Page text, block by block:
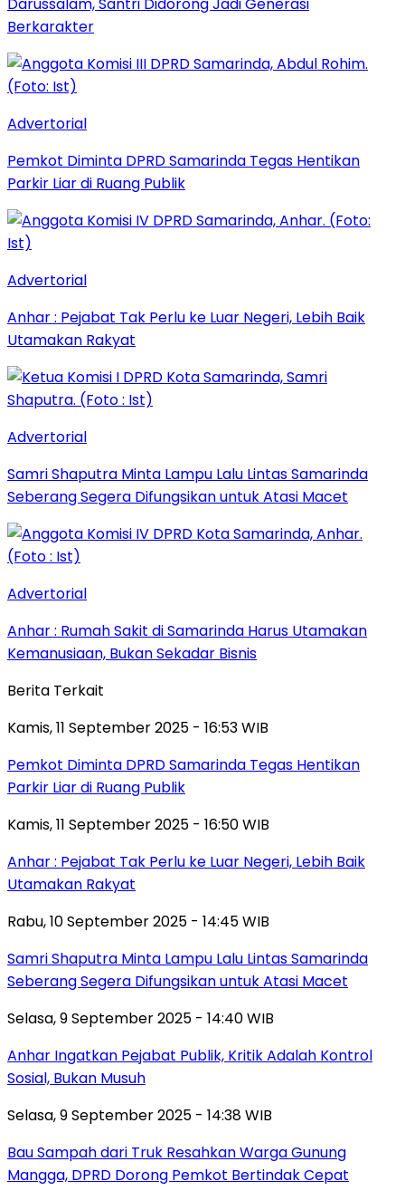
Berkarakter
Advertorial
Pemkot Diminta DPRD Samarinda Tegas Hentikan
Parkir Liar di Ruang Publik
Advertorial
Anhar : Pejabat Tak Perlu ke Luar Negeri, Lebih Baik
Utamakan Rakyat
Advertorial
Samri Shaputra Minta Lampu Lalu Lintas Samarinda
Seberang Segera Difungsikan untuk Atasi Macet
Advertorial
Anhar : Rumah Sakit di Samarinda Harus Utamakan
Kemanusiaan, Bukan Sekadar Bisnis
Berita Terkait
Kamis, 11 September 2025 - 16:53 WIB
Pemkot Diminta DPRD Samarinda Tegas Hentikan
Parkir Liar di Ruang Publik
Kamis, 11 September 2025 - 16:50 WIB
Anhar : Pejabat Tak Perlu ke Luar Negeri, Lebih Baik
Utamakan Rakyat
Rabu, 10 September 2025 - 14:45 WIB
Samri Shaputra Minta Lampu Lalu Lintas Samarinda
Seberang Segera Difungsikan untuk Atasi Macet
Selasa, 9 September 2025 - 14:40 WIB
Anhar Ingatkan Pejabat Publik, Kritik Adalah Kontrol
Sosial, Bukan Musuh
Selasa, 9 September 2025 - 14:38 WIB
Bau Sampah dari Truk Resahkan Warga Gunung
Mangga, DPRD Dorong Pemkot Bertindak Cepat